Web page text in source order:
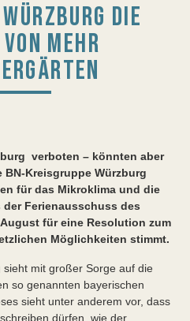
DIE
MEHR
verboten – könnten aber
Kreisgruppe Würzburg
für das Mikroklima und die
Ferienausschuss des
für eine Resolution zum
Möglichkeiten stimmt.
mit großer Sorge auf die
so genannten bayerischen
sieht unter anderem vor, dass
dürfen, wie der